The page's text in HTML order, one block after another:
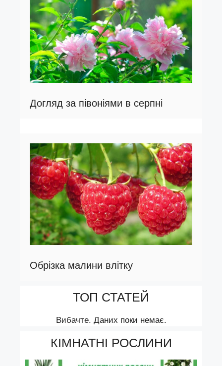
Догляд за півоніями в серпні
Обрізка малини влітку
ТОП СТАТЕЙ
Вибачте. Даних поки немає.
КІМНАТНІ РОСЛИНИ